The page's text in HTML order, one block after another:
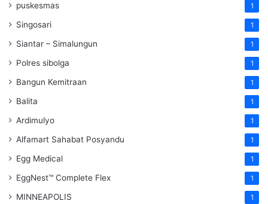
puskesmas 1
Singosari 1
Siantar – Simalungun 1
Polres sibolga 1
Bangun Kemitraan 1
Balita 1
Ardimulyo 1
Alfamart Sahabat Posyandu 1
Egg Medical 1
EggNest™ Complete Flex 1
MINNEAPOLIS 1